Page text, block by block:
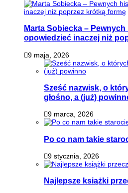
Marta Sobiecka –
opowiedzieć inaczej niż
9 maja, 2026
Sześć nazwisk, o
głośno, a (już)
9 marca, 2026
Po co nam takie
9 stycznia, 2026
Najlepsze książki